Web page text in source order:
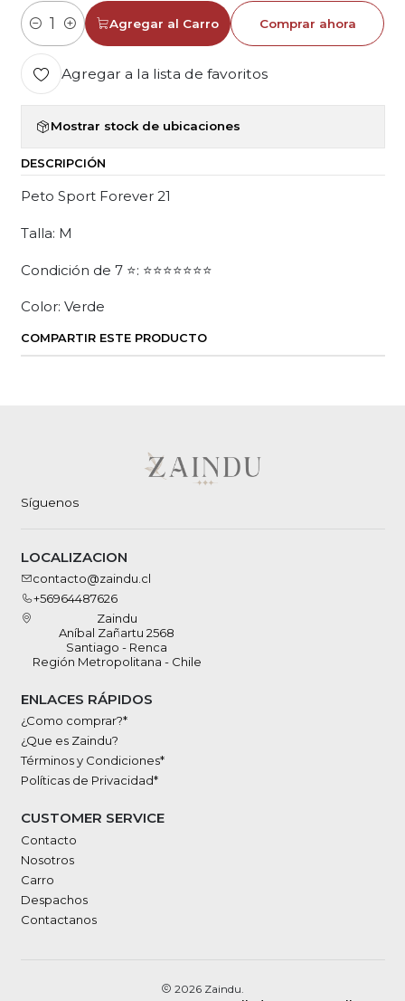
Cantidad
Agregar al Carro Comprar ahora
Agregar a la lista de favoritos
Mostrar stock de ubicaciones
DESCRIPCIÓN
Peto Sport Forever 21
Talla: M
Condición de 7 ⭐: ⭐⭐⭐⭐⭐⭐⭐
Color: Verde
COMPARTIR ESTE PRODUCTO
Síguenos
LOCALIZACION
contacto@zaindu.cl
+56964487626
Zaindu
Aníbal Zañartu 2568
Santiago - Renca
Región Metropolitana - Chile
ENLACES RÁPIDOS
¿Como comprar?*
¿Que es Zaindu?
Términos y Condiciones*
Políticas de Privacidad*
CUSTOMER SERVICE
Contacto
Nosotros
Carro
Despachos
Contactanos
2026 Zaindu.